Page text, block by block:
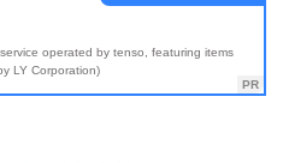
operated by tenso, featuring items
LY Corporation)